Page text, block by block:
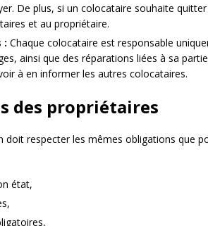
De plus, si un colocataire souhaite
et au propriétaire.
: Chaque colocataire est responsable
ainsi que des réparations liées à sa
à en informer les autres colocataires.
des propriétaires
doit respecter les mêmes obligations que
état,